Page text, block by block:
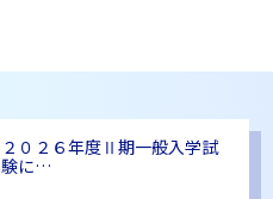
２０２６年度Ⅱ期一般入学試
験に…